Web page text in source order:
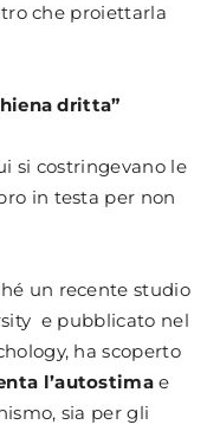
che proiettarla
dritta”
si costringevano le
in testa per non
un recente studio
e pubblicato nel
ha scoperto
l’autostima e
sia per gli